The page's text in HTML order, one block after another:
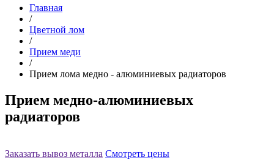
Главная
/
Цветной лом
/
Прием меди
/
Прием лома медно - алюминиевых радиаторов
Прием медно-алюминиевых
радиаторов
Заказать вывоз металла Смотреть цены